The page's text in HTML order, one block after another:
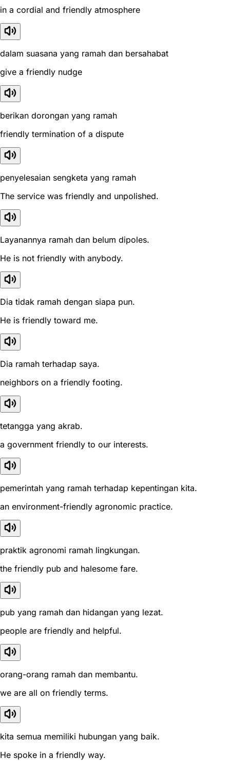
in a cordial and friendly atmosphere
dalam suasana yang ramah dan bersahabat
give a friendly nudge
berikan dorongan yang ramah
friendly termination of a dispute
penyelesaian sengketa yang ramah
The service was friendly and unpolished.
Layanannya ramah dan belum dipoles.
He is not friendly with anybody.
Dia tidak ramah dengan siapa pun.
He is friendly toward me.
Dia ramah terhadap saya.
neighbors on a friendly footing.
tetangga yang akrab.
a government friendly to our interests.
pemerintah yang ramah terhadap kepentingan kita.
an environment-friendly agronomic practice.
praktik agronomi ramah lingkungan.
the friendly pub and halesome fare.
pub yang ramah dan hidangan yang lezat.
people are friendly and helpful.
orang-orang ramah dan membantu.
we are all on friendly terms.
kita semua memiliki hubungan yang baik.
He spoke in a friendly way.